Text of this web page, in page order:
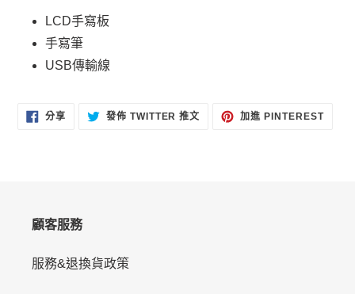
LCD手寫板
手寫筆
USB傳輸線
分享分
發佈 TWITTER 推文
TWITTER
加進 PINTEREST加
顧客服務
服務&退換貨政策